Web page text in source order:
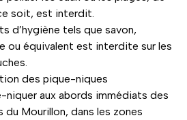
soit, est interdit.
d’hygiène tels que savon,
ou équivalent est interdite sur les
des pique-niques
aux abords immédiats des
du Mourillon, dans les zones